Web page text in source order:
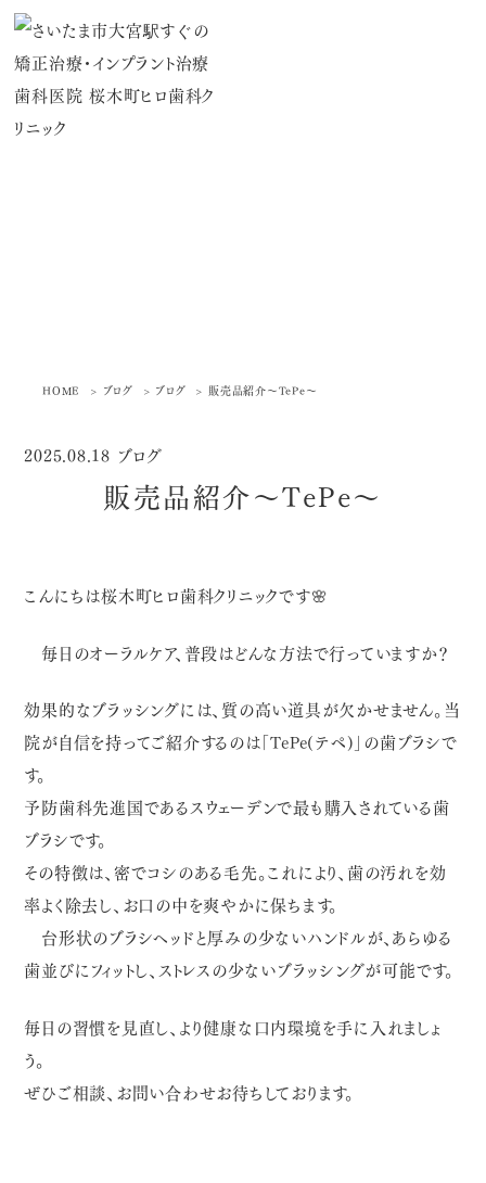
HOME ブログ ブログ 販売品紹介～TePe～
2025.08.18 ブログ
販売品紹介～TePe～
こんにちは桜木町ヒロ歯科クリニックです🌸
毎日のオーラルケア、普段はどんな方法で行っていますか？
効果的なブラッシングには、質の高い道具が欠かせません。当
院が自信を持ってご紹介するのは「TePe(テペ)」の歯ブラシで
す。
予防歯科先進国であるスウェーデンで最も購入されている歯
ブラシです。
その特徴は、密でコシのある毛先。これにより、歯の汚れを効
率よく除去し、お口の中を爽やかに保ちます。
台形状のブラシヘッドと厚みの少ないハンドルが、あらゆる
歯並びにフィットし、ストレスの少ないブラッシングが可能です。
毎日の習慣を見直し、より健康な口内環境を手に入れましょ
う。
ぜひご相談、お問い合わせお待ちしております。